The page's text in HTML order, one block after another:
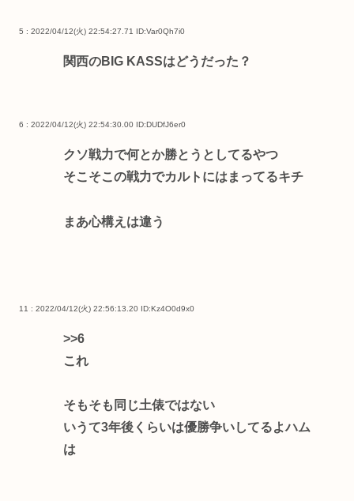
5 : 2022/04/12(火) 22:54:27.71 ID:Var0Qh7i0
関西のBIG KASSはどうだった？
6 : 2022/04/12(火) 22:54:30.00 ID:DUDfJ6er0
クソ戦力で何とか勝とうとしてるやつ
そこそこの戦力でカルトにはまってるキチ
まあ心構えは違う
11 : 2022/04/12(火) 22:56:13.20 ID:Kz4O0d9x0
>>6
これ
そもそも同じ土俵ではない
いうて3年後くらいは優勝争いしてるよハム
は